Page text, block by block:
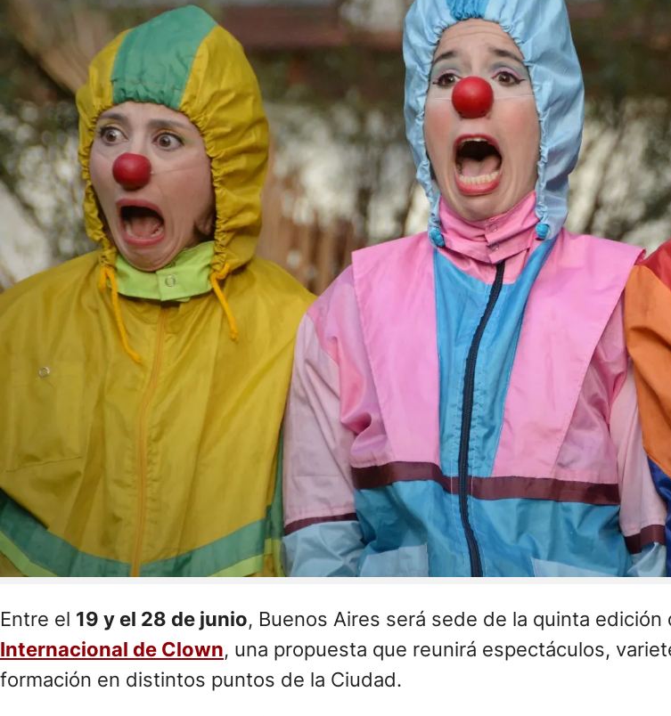
Entre el 19 y el 28 de junio, Buenos Aires será sede de la quinta edición
Internacional de Clown, una propuesta que reunirá espectáculos,
formación en distintos puntos de la Ciudad.